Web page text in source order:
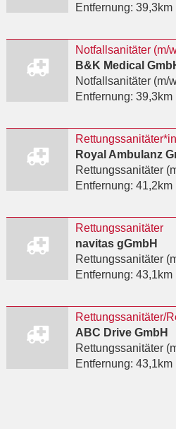
Entfernung: 39,3km
Notfallsanitäter (m/
B&K Medical
Notfallsanitäter (m/
Entfernung: 39,3km
Rettungssanitäter*in
Royal Ambulanz
Rettungssanitäter
Entfernung: 41,2km
Rettungssanitäter
navitas gGmbH
Rettungssanitäter
Entfernung: 43,1km
Rettungssanitäter/
ABC Drive GmbH
Rettungssanitäter
Entfernung: 43,1km